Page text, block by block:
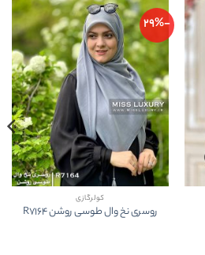
-29%
کولرگازی
روسری نخ وال طوسی روشن R7164